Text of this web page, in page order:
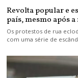
Revolta popular e
país, mesmo após
Os protestos de rua
com uma série de